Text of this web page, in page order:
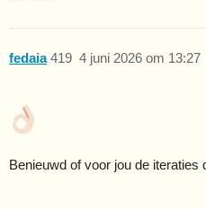
fedaia 4 juni 2026 om 13:27
419
Benieuwd of voor jou de iteraties